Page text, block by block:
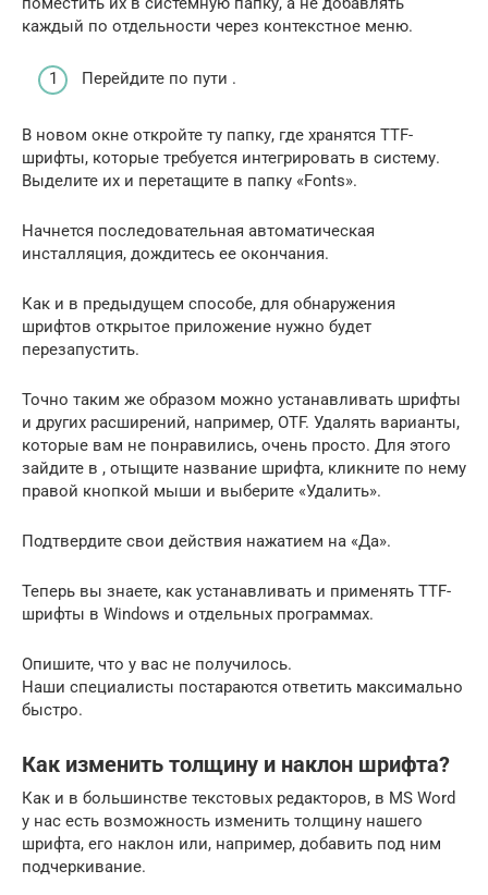
каждый по отдельности через контекстное меню.
Перейдите по пути .
В новом окне откройте ту папку, где хранятся TTF-
шрифты, которые требуется интегрировать в систему.
Выделите их и перетащите в папку «Fonts».
Начнется последовательная автоматическая
инсталляция, дождитесь ее окончания.
Как и в предыдущем способе, для обнаружения
шрифтов открытое приложение нужно будет
перезапустить.
Точно таким же образом можно устанавливать шрифты
и других расширений, например, OTF. Удалять варианты,
которые вам не понравились, очень просто. Для этого
зайдите в , отыщите название шрифта, кликните по нему
правой кнопкой мыши и выберите «Удалить».
Подтвердите свои действия нажатием на «Да».
Теперь вы знаете, как устанавливать и применять TTF-
шрифты в Windows и отдельных программах.
Опишите, что у вас не получилось.
Наши специалисты постараются ответить максимально
быстро.
Как изменить толщину и наклон шрифта?
Как и в большинстве текстовых редакторов, в MS Word
у нас есть возможность изменить толщину нашего
шрифта, его наклон или, например, добавить под ним
подчеркивание.